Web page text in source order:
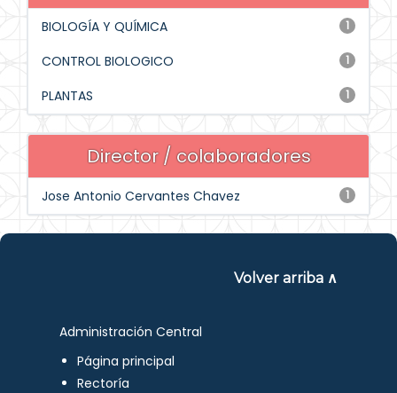
1
BIOLOGÍA Y QUÍMICA
1
CONTROL BIOLOGICO
1
PLANTAS
Director / colaboradores
1
Jose Antonio Cervantes Chavez
Volver arriba ∧
Administración Central
Página principal
Rectoría